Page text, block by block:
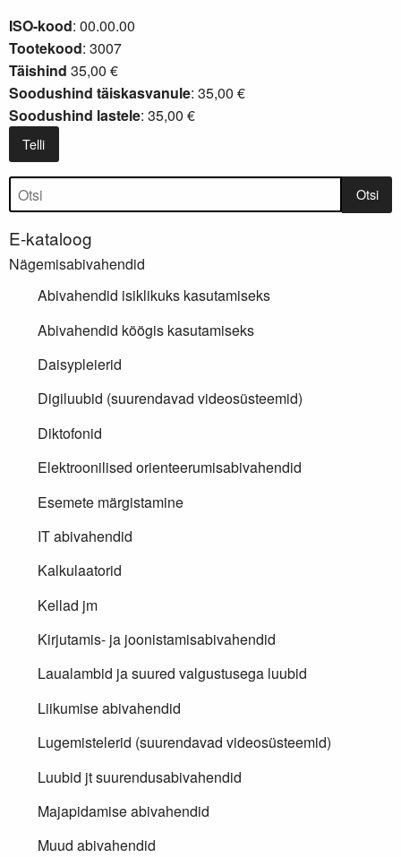
ISO-kood: 00.00.00
Tootekood: 3007
Täishind 35,00 €
Soodushind täiskasvanule: 35,00 €
Soodushind lastele: 35,00 €
Telli
Tootepuu Otsi
E-kataloog
Nägemisabivahendid
Abivahendid isiklikuks kasutamiseks
Abivahendid köögis kasutamiseks
Daisypleierid
Digiluubid (suurendavad videosüsteemid)
Diktofonid
Elektroonilised orienteerumisabivahendid
Esemete märgistamine
IT abivahendid
Kalkulaatorid
Kellad jm
Kirjutamis- ja joonistamisabivahendid
Laualambid ja suured valgustusega luubid
Liikumise abivahendid
Lugemistelerid (suurendavad videosüsteemid)
Luubid jt suurendusabivahendid
Majapidamise abivahendid
Muud abivahendid